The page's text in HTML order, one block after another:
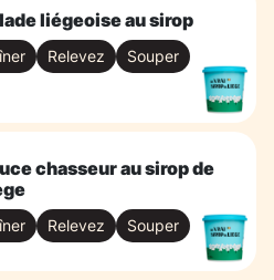
liégeoise au sirop
Relevez Souper
chasseur au sirop de
Relevez Souper